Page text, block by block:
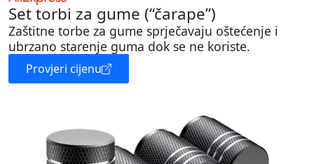
Set torbi za gume (“čarape”)
Zaštitne torbe za gume sprječavaju oštećenje i
ubrzano starenje guma dok se ne koriste.
Provjeri cijenu